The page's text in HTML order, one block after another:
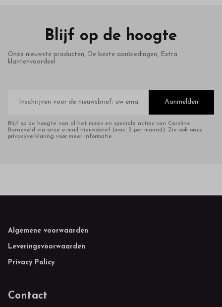
Blijf op de hoogte
Onze nieuwste producten, De beste aanbiedingen, Extra
klantenvoordeel
mailadres
Aanmelden
Blijf op de hoogte van al het moois en speciale acties van Caroline
Barneveld via onze e-mail nieuwsbrief (max. 2 per maand). Zie ook onze
privacyverklaring voor meer informatie.
Footer
Algemene voorwaarden
Leveringsvoorwaarden
Privacy Policy
Contact